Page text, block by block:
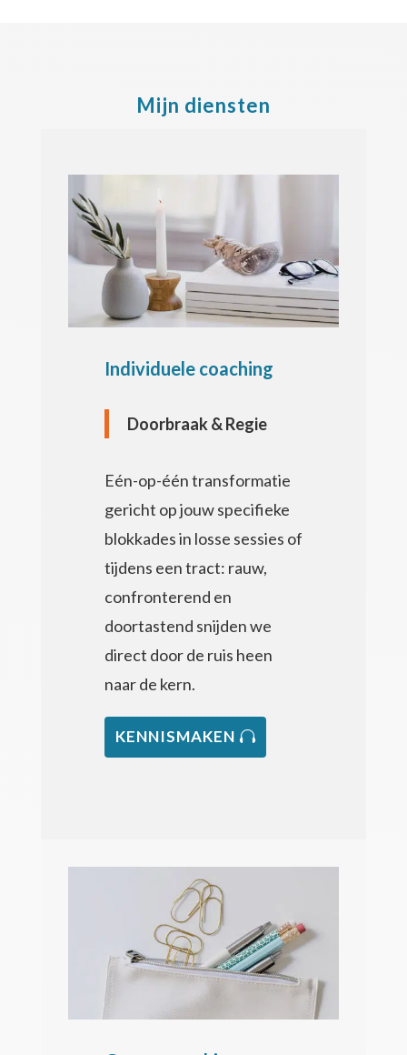
Mijn diensten
Individuele coaching
Doorbraak & Regie
Eén-op-één transformatie
gericht op jouw specifieke
blokkades in losse sessies of
tijdens een tract: rauw,
confronterend en
doortastend snijden we
direct door de ruis heen
naar de kern.
KENNISMAKEN